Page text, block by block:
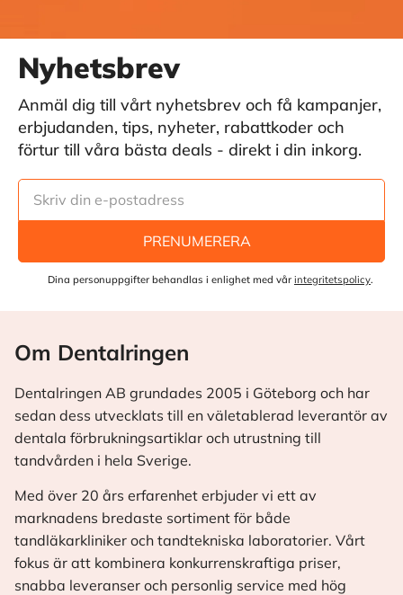
Nyhetsbrev
Anmäl dig till vårt nyhetsbrev och få kampanjer,
erbjudanden, tips, nyheter, rabattkoder och
förtur till våra bästa deals - direkt i din inkorg.
PRENUMERERA
Dina personuppgifter behandlas i enlighet med vår integritetspolicy.
Om Dentalringen
Dentalringen AB grundades 2005 i Göteborg och har
sedan dess utvecklats till en väletablerad leverantör av
dentala förbrukningsartiklar och utrustning till
tandvården i hela Sverige.
Med över 20 års erfarenhet erbjuder vi ett av
marknadens bredaste sortiment för både
tandläkarkliniker och tandtekniska laboratorier. Vårt
fokus är att kombinera konkurrenskraftiga priser,
snabba leveranser och personlig service med hög